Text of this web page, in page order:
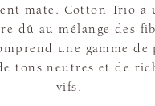
mate. Cotton Trio a
dû au mélange des
une gamme de
tons neutres et de
vifs.